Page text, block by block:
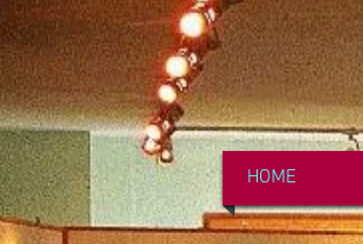
HOME